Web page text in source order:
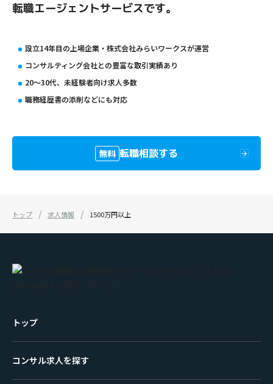
転職エージェントサービスです。
設立14年目の上場企業・株式会社みらいワークスが運営
コンサルティング会社との豊富な取引実績あり
20〜30代、未経験者向け求人多数
職務経歴書の添削などにも対応
無料 転職相談する
トップ 求人情報 1500万円以上
トップ
コンサル求人を探す